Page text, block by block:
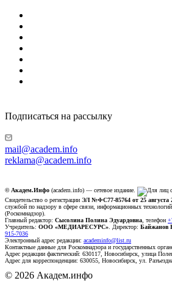
Подписаться на рассылку
mail@academ.info
reklama@academ.info
© Академ.Инфо (academ.info) — сетевое издание.
Свидетельство о регистрации ЭЛ №ФС77-85764 от 25 августа
службой по надзору в сфере связи, информационных
(Роскомнадзор).
Главный редактор: Сысолина Полина Эдуардовна , телефон
Учредитель: ООО «МЕДИАРЕСУРС» . Директор: Байжанов
915-7036
Электронный адрес редакции: academinfo@list.ru
Контактные данные для Роскомнадзора и государственных
Адрес редакции фактический: 630117, Новосибирск, улица
Адрес для корреспонденции: 630055, Новосибирск, ул.
© 2026 Академ.инфо